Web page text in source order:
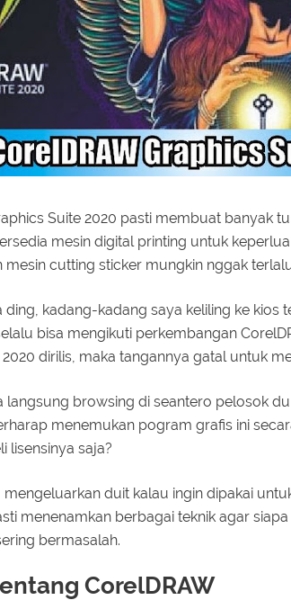
Suite 2020 pasti membuat banyak
mesin digital printing untuk
mesin cutting sticker mungkin nggak
ding, kadang-kadang saya keliling ke kios
bisa mengikuti perkembangan
dirilis, maka tangannya gatal untuk
langsung browsing di seantero pelosok
menemukan pogram grafis ini
lisensinya saja?
duit kalau ingin dipakai
menenamkan berbagai teknik agar
bermasalah.
CorelDRAW